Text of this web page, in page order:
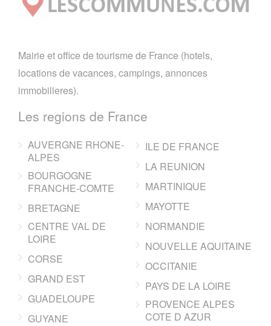
Mairie et office de tourisme de France (hotels,
locations de vacances, campings, annonces
immobilieres).
Les regions de France
AUVERGNE RHONE-
ALPES
BOURGOGNE
FRANCHE-COMTE
BRETAGNE
CENTRE VAL DE
LOIRE
CORSE
GRAND EST
GUADELOUPE
GUYANE
ILE DE FRANCE
LA REUNION
MARTINIQUE
MAYOTTE
NORMANDIE
NOUVELLE AQUITAINE
OCCITANIE
PAYS DE LA LOIRE
PROVENCE ALPES
COTE D AZUR